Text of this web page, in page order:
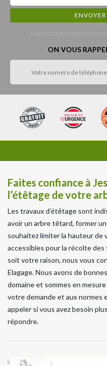
ON VOUS
Faites confiance à
l’étêtage de votre
Les travaux d’étêtage sont
avoir un arbre têtard, former
souhaitez limiter la hauteur de
accessibles pour la récolte
soit votre raison, nous vous
Elagage. Nous avons de
domaine et sommes en
votre demande et aux normes
appeler si vous avez besoin
répondre.